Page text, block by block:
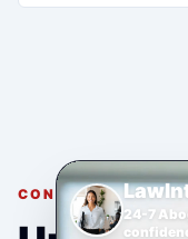
CONSULTA
24-7